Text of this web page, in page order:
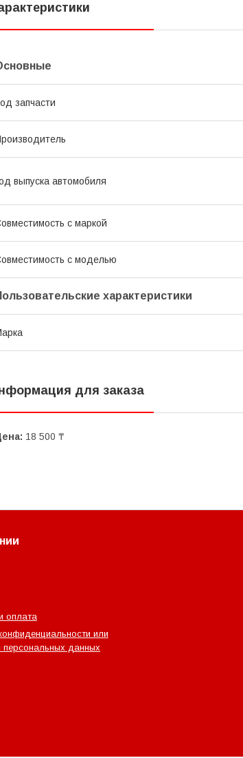
запчасти
выпуска автомобиля
с маркой
с моделью
характеристики
для заказа
18 500 ₸
оплата
или
персональных данных